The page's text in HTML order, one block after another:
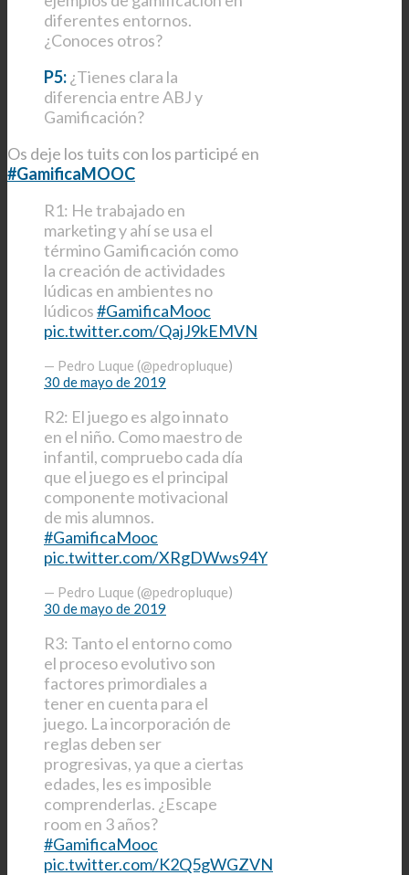
diferentes entornos.
¿Conoces otros?
P5:¿Tienes clara la
diferencia entre ABJ y
Gamificación?
Os deje los tuits con los participé en
#GamificaMOOC
R1: He trabajado en
marketing y ahí se usa el
término Gamificación como
la creación de actividades
lúdicas en ambientes no
lúdicos#GamificaMooc
pic.twitter.com/QajJ9kEMVN
— Pedro Luque (@pedropluque)
30 de mayo de 2019
R2: El juego es algo innato
en el niño. Como maestro de
infantil, compruebo cada día
que el juego es el principal
componente motivacional
de mis alumnos.
#GamificaMooc
pic.twitter.com/XRgDWws94Y
— Pedro Luque (@pedropluque)
30 de mayo de 2019
R3: Tanto el entorno como
el proceso evolutivo son
factores primordiales a
tener en cuenta para el
juego. La incorporación de
reglas deben ser
progresivas, ya que a ciertas
edades, les es imposible
comprenderlas. ¿Escape
room en 3 años?
#GamificaMooc
pic.twitter.com/K2Q5gWGZVN